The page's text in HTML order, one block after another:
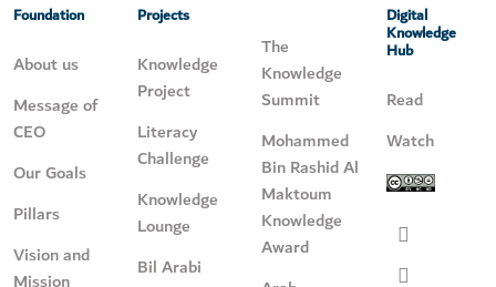
Foundation
About us
Message of
CEO
Our Goals
Pillars
Vision and
Mission
Projects
Knowledge
Project
Literacy
Challenge
Knowledge
Lounge
Bil Arabi
The
Knowledge
Summit
Mohammed
Bin Rashid Al
Maktoum
Knowledge
Award
Digital
Knowledge
Hub
Read
Watch